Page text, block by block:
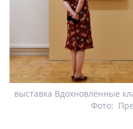
выставка Вдохновлённые
Фото: